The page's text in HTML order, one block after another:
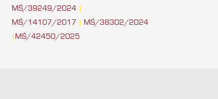
MŚ/39249/2024
MŚ/14107/2017 MŚ/38302/2024
MŚ/42450/2025